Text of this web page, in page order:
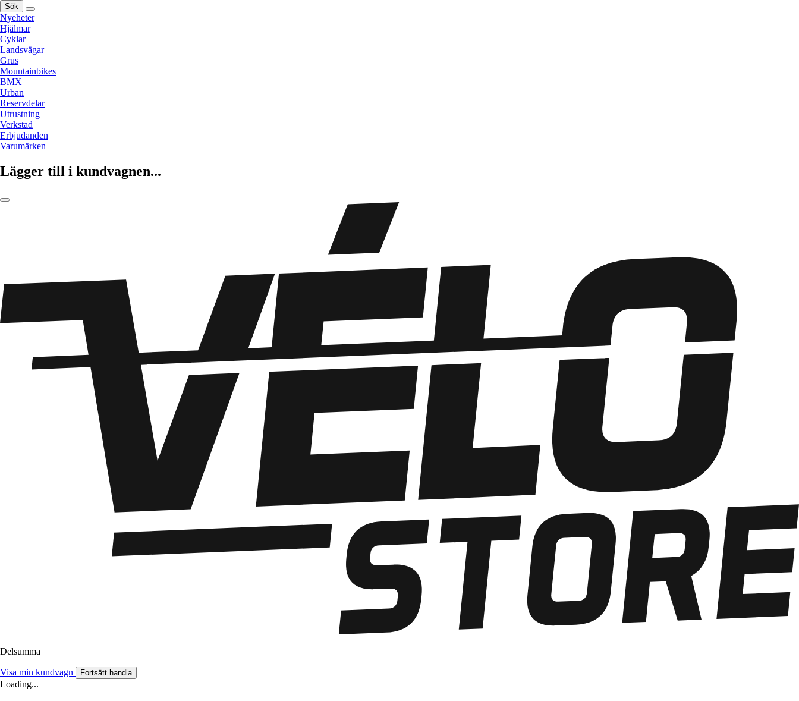
Sök
Nyeheter
Hjälmar
Cyklar
Landsvägar
Grus
Mountainbikes
BMX
Urban
Reservdelar
Utrustning
Verkstad
Erbjudanden
Varumärken
Lägger till i kundvagnen...
Delsumma
Visa min kundvagn Fortsätt handla
Loading...